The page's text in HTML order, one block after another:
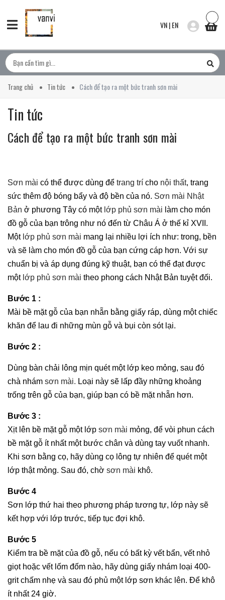
VN|EN
Trang chủ Tin tức Cách để tạo ra một bức tranh sơn mài
Tin tức
Cách để tạo ra một bức tranh sơn mài
Sơn mài có thể được dùng để trang trí cho nội thất, trang
sức thêm độ bóng bẩy và độ bền của nó. Sơn mài Nhật
Bản ở phương Tây có một lớp phủ sơn mài làm cho món
đồ gỗ của bạn trông như nó đến từ Châu Á ở thế kỉ XVII.
Một lớp phủ sơn mài mang lại nhiều lợi ích như: trong, bền
và sẽ làm cho món đồ gỗ của bạn cứng cáp hơn. Với sự
chuẩn bị và áp dụng đúng kỹ thuật, bạn có thể đạt được
mộtlớp phủ sơn mài theo phong cách Nhật Bản tuyệt đối.
Bước 1 :
Mài bề mặt gỗ của bạn nhẵn bằng giấy ráp, dùng một chiếc
khăn để lau đi những mùn gỗ và bụi còn sót lại.
Bước 2 :
Dùng bàn chải lông mịn quét một lớp keo mỏng, sau đó
chà nhám sơn mài. Loại này sẽ lấp đầy những khoảng
trống trên gỗ của bạn, giúp bạn có bề mặt nhẵn hơn.
Bước 3 :
Xịt lên bề mặt gỗ một lớp sơn mài mỏng, để vòi phun cách
bề mặt gỗ ít nhất một bước chân và dùng tay vuốt nhanh.
Khi sơn bằng cọ, hãy dùng cọ lông tự nhiên để quét một
lớp thật mỏng. Sau đó, chờ sơn mài khô.
Bước 4
Sơn lớp thứ hai theo phương pháp tương tự, lớp này sẽ
kết hợp với lớp trước, tiếp tục đợi khô.
Bước 5
Kiểm tra bề mặt của đồ gỗ, nếu có bất kỳ vết bẩn, vết nhỏ
giọt hoặc vết lốm đốm nào, hãy dùng giấy nhám loại 400-
grit chấm nhẹ và sau đó phủ một lớp sơn khác lên. Để khô
ít nhất 24 giờ.